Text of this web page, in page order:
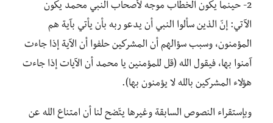
2- حينما يكون الخطاب موجه لأصحاب النبي محمد يكون
الآتي: إنّ الذين سألوا النبي أن يدعو ربه بأن يأتي بآية هم
المؤمنون، وسبب سؤالهم أن المشركين حلفوا أن الآية إذا جاءت
آمنوا بها، فيقول الله (قل للمؤمنين يا محمد أن الآيات إذا جاءت
هؤلاء المشركين بالله لا يؤمنون بها).
وبإستقراء النصوص السابقة وغيرها يتّضح لنا أن امتناع الله عن